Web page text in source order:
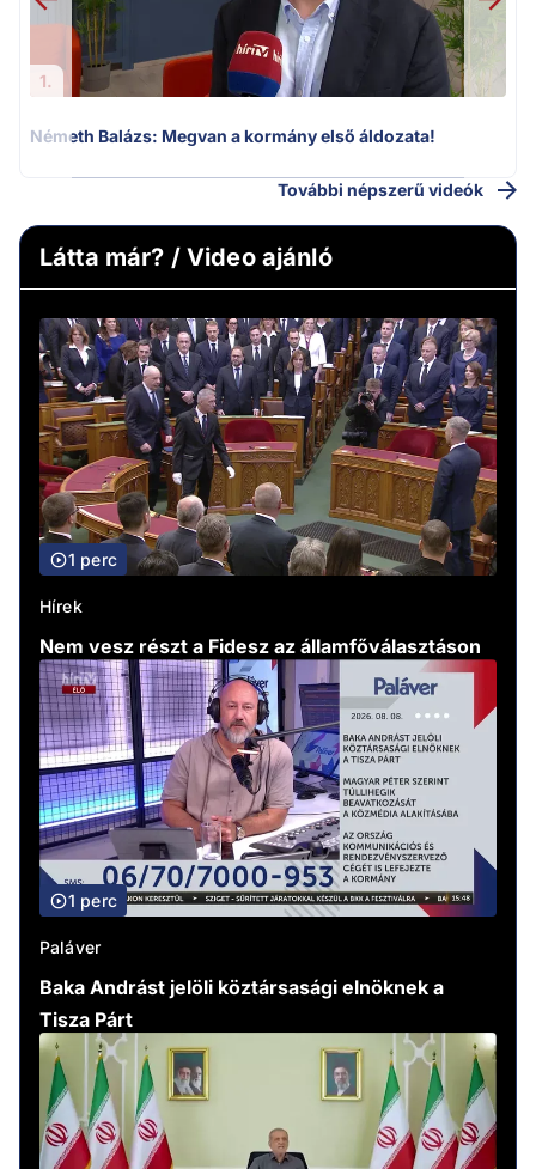
1.
Németh Balázs: Megvan a kormány első áldozata!
További népszerű videók
Látta már? / Video ajánló
1 perc
Hírek
Nem vesz részt a Fidesz az államfőválasztáson
1 perc
Paláver
Baka Andrást jelöli köztársasági elnöknek a
Tisza Párt